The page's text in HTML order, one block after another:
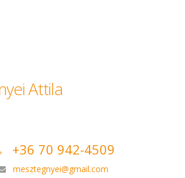
Attila
+36 70 942-4509
mesztegnyei@gmail.com